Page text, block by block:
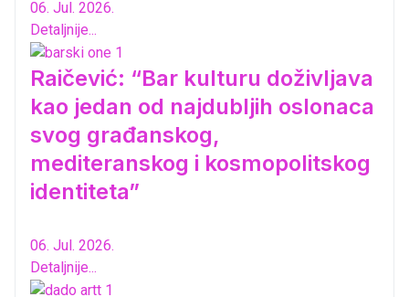
06. Jul. 2026.
Detaljnije...
Raičević: “Bar kulturu doživljava
kao jedan od najdubljih oslonaca
svog građanskog,
mediteranskog i kosmopolitskog
identiteta”
06. Jul. 2026.
Detaljnije...